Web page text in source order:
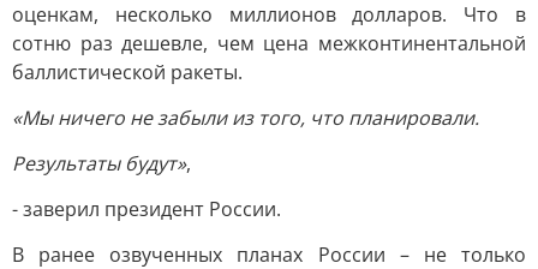
оценкам, несколько миллионов долларов. Что в
сотню раз дешевле, чем цена межконтинентальной
баллистической ракеты.
«Мы ничего не забыли из того, что планировали.
Результаты будут»,
- заверил президент России.
В ранее озвученных планах России – не только